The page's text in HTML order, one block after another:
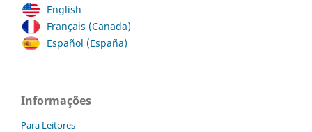
English
Français (Canada)
Español (España)
Informações
Para Leitores